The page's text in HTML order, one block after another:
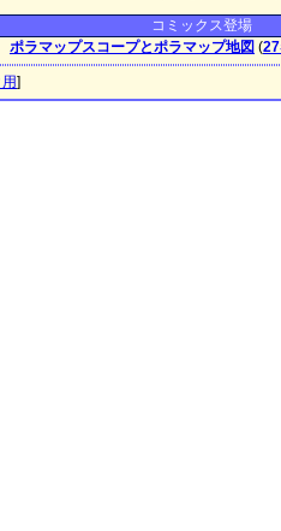
コミックス登場
ポラマップスコープとポラマップ地図 (27
]